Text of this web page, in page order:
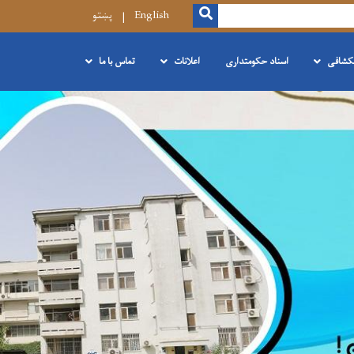
SEARCH
English پښتو
اسناد حکومتداری اعلانات تماس با ما